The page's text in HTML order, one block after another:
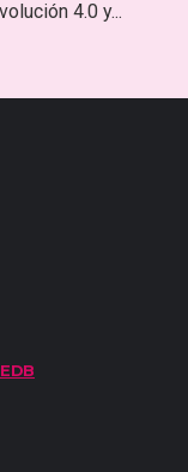
4.0 y...